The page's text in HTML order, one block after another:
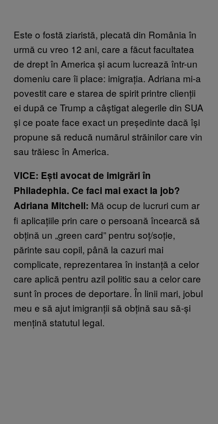
Este o fostă ziaristă, plecată din România în
urmă cu vreo 12 ani, care a făcut facultatea
de drept în America și acum lucrează într-un
domeniu care îi place: imigrația. Adriana mi-a
povestit care e starea de spirit printre clienții
ei după ce Trump a câștigat alegerile din SUA
și ce poate face exact un președinte dacă își
propune să reducă numărul străinilor care vin
sau trăiesc în America.
VICE: Ești avocat de imigrări în
Philadephia. Ce faci mai exact la job?
Adriana Mitchell: Mă ocup de lucruri cum ar
fi aplicațiile prin care o persoană încearcă să
obțină un „green card” pentru soț/soție,
părinte sau copil, până la cazuri mai
complicate, reprezentarea în instanță a celor
care aplică pentru azil politic sau a celor care
sunt în proces de deportare. În linii mari, jobul
meu e să ajut imigranții să obțină sau să-și
mențină statutul legal.